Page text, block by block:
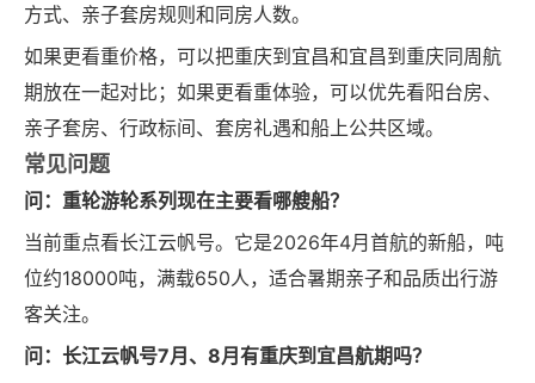
方式、亲子套房规则和同房人数。
如果更看重价格，可以把重庆到宜昌和宜昌到重庆同周航
期放在一起对比；如果更看重体验，可以优先看阳台房、
亲子套房、行政标间、套房礼遇和船上公共区域。
常见问题
问：重轮游轮系列现在主要看哪艘船？
当前重点看长江云帆号。它是2026年4月首航的新船，吨
位约18000吨，满载650人，适合暑期亲子和品质出行游
客关注。
问：长江云帆号7月、8月有重庆到宜昌航期吗？